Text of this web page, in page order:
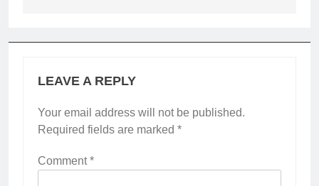
LEAVE A REPLY
Your email address will not be published.
Required fields are marked *
Comment*